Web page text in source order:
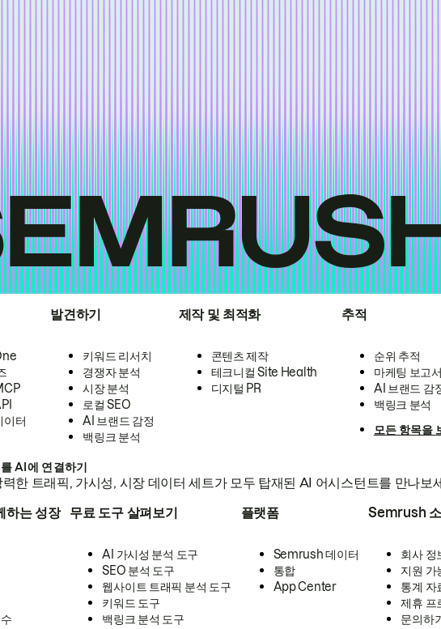
터
발견하기
키워드 리서치
경쟁자 분석
시장 분석
로컬 SEO
AI 브랜드 감정
백링크 분석
제작 및 최적화
콘텐츠 제작
테크니컬 Site Health
디지털 PR
추적
순위 추적
마케팅 보고
AI 브랜드 감
백링크 분석
모든 항목을
AI에 연결하기
한 트래픽, 가시성, 시장 데이터 세트가 모두 탑재된 AI 어시스턴트를 만나보
하는 성장 무료 도구 살펴보기
AI 가시성 분석 도구
SEO 분석 도구
웹사이트 트래픽 분석 도구
키워드 도구
백링크 분석 도구
플랫폼
Semrush 데이터
통합
App Center
Semrush
회사 정
지원 가
통계 자
제휴 프
문의하